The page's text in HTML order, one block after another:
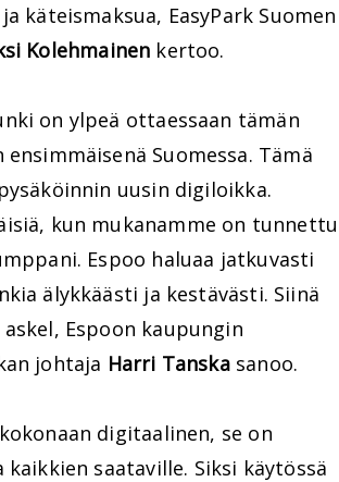
käteismaksua, EasyPark Suomen
Kolehmainen kertoo.
on ylpeä ottaessaan tämän
ensimmäisenä Suomessa. Tämä
uusin digiloikka.
kun mukanamme on tunnettu
Espoo haluaa jatkuvasti
älykkäästi ja kestävästi. Siinä
Espoon kaupungin
johtaja Harri Tanskasanoo.
digitaalinen, se on
kaikkien saataville. Siksi käytössä